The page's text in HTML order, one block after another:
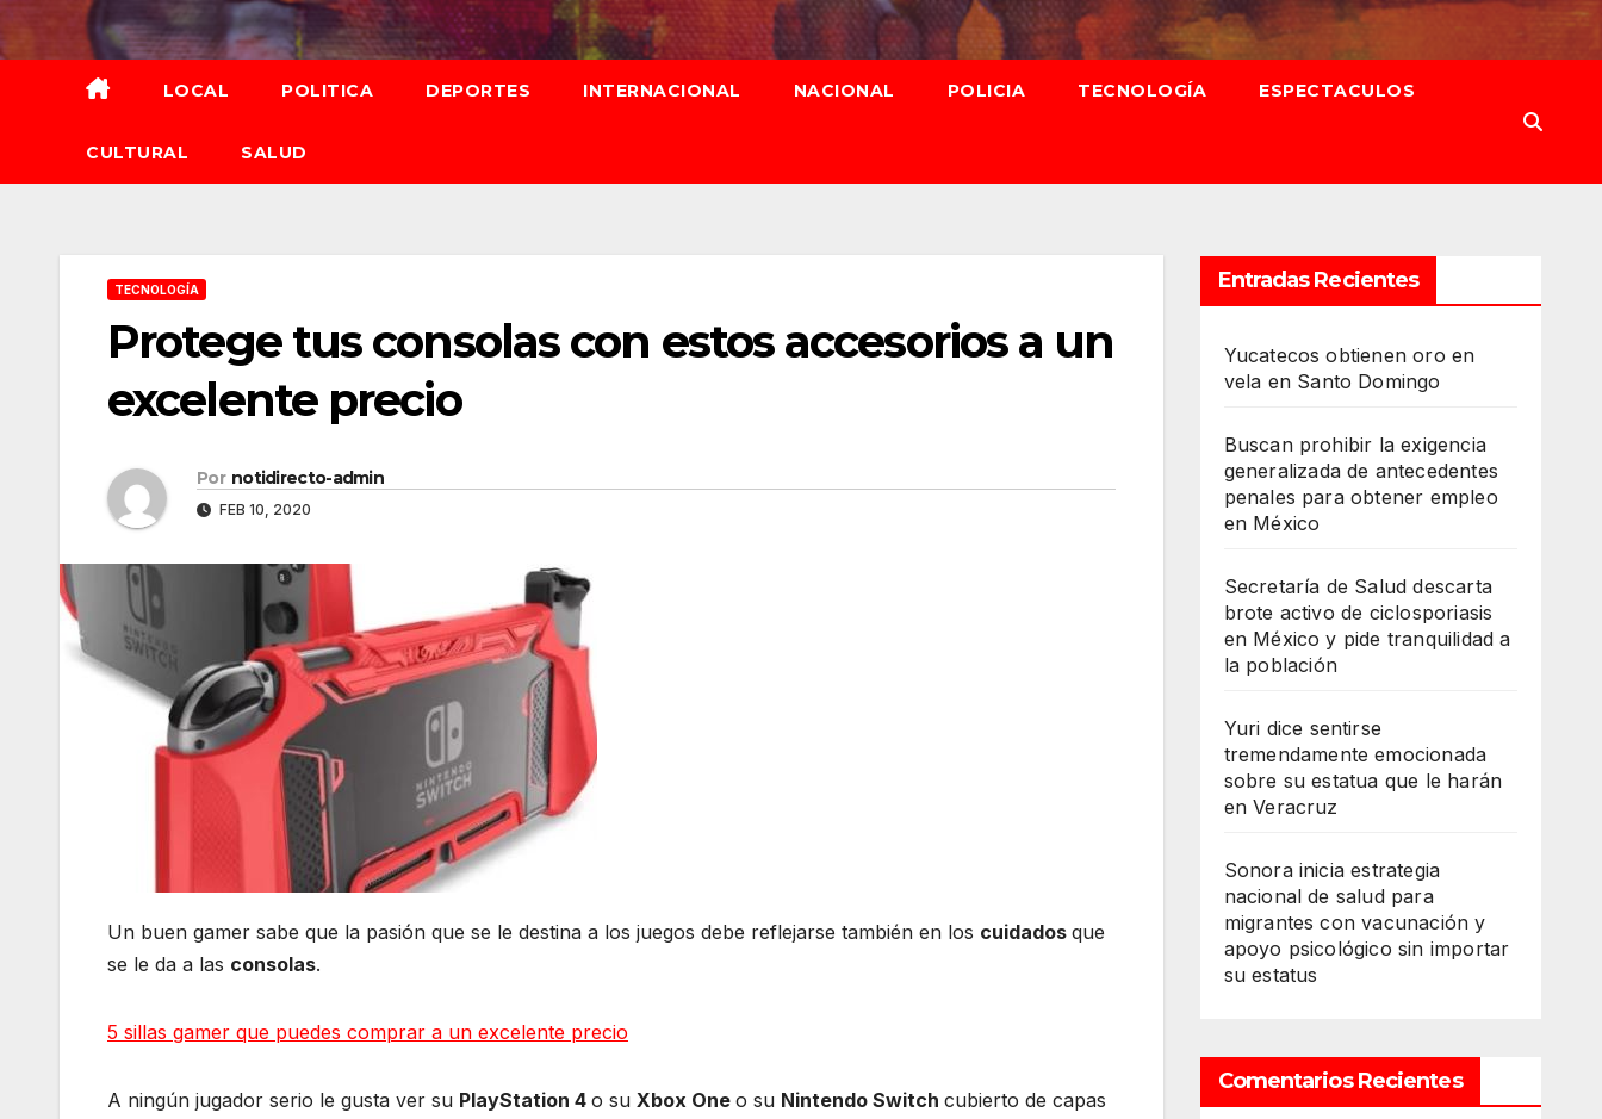
al
contenido
LOCAL POLITICA DEPORTES INTERNACIONAL NACIONAL POLICIA TECNOLOGÍA ESPECTACULOS
CULTURAL SALUD
TECNOLOGÍA
Protege tus consolas con estos accesorios a un
excelente precio
Por notidirecto-admin
FEB 10, 2020
Un buen gamer sabe que la pasión que se le destina a los juegos debe reflejarse también en los cuidados que
se le da a las consolas.
5 sillas gamer que puedes comprar a un excelente precio
A ningún jugador serio le gusta ver su PlayStation 4 o su Xbox One o su Nintendo Switch cubierto de capas
Entradas Recientes
Yucatecos obtienen oro en
vela en Santo Domingo
Buscan prohibir la exigencia
generalizada de antecedentes
penales para obtener empleo
en México
Secretaría de Salud descarta
brote activo de ciclosporiasis
en México y pide tranquilidad a
la población
Yuri dice sentirse
tremendamente emocionada
sobre su estatua que le harán
en Veracruz
Sonora inicia estrategia
nacional de salud para
migrantes con vacunación y
apoyo psicológico sin importar
su estatus
Comentarios Recientes